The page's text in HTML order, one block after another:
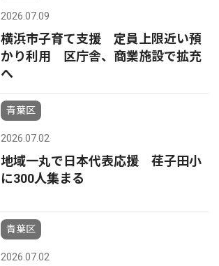
2026.07.09
横浜市子育て支援 定員上限近い預
かり利用 区庁舎、商業施設で拡充
へ
青葉区
2026.07.02
地域一丸で日本代表応援 荏子田小
に300人集まる
青葉区
2026.07.02